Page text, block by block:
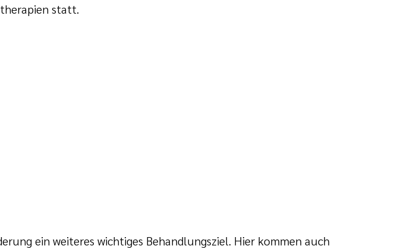
statt.
ein weiteres wichtiges Behandlungsziel. Hier kommen auch